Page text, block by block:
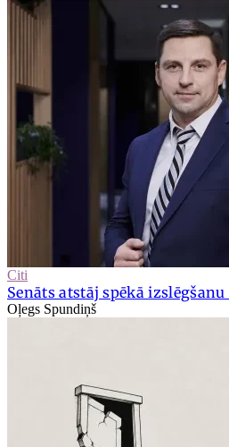
Citi
Senāts atstāj spēkā
Oļegs Spundiņš